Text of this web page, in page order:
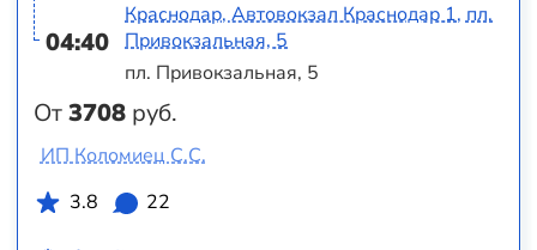
04:40
От3708 руб.
Краснодар, Автовокзал Краснодар 1, пл.
Привокзальная, 5
пл. Привокзальная, 5
ИП Коломиец С.С.
3.8
22